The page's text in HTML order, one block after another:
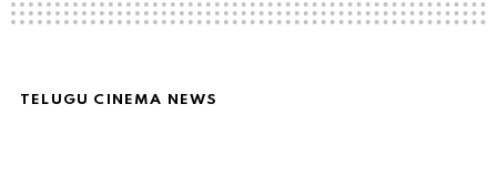
TELUGU CINEMA NEWS